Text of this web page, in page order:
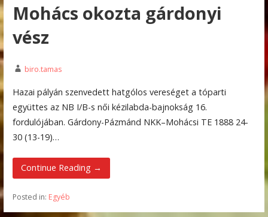
Mohács okozta gárdonyi
vész
biro.tamas
Hazai pályán szenvedett hatgólos vereséget a tóparti
együttes az NB I/B-s női kézilabda-bajnokság 16.
fordulójában. Gárdony-Pázmánd NKK–Mohácsi TE 1888 24-
30 (13-19)…
Continue Reading →
Posted in: Egyéb